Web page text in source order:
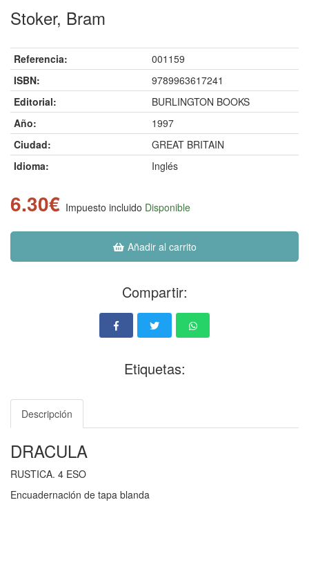
Stoker, Bram
Referencia:
001159
ISBN:
9789963617241
Editorial:
BURLINGTON BOOKS
Año:
1997
Ciudad:
GREAT BRITAIN
Idioma:
Inglés
6.30€ Impuesto incluido Disponible
Añadir al carrito
Compartir:
Etiquetas:
Descripción
DRACULA
RUSTICA. 4 ESO
Encuadernación de tapa blanda